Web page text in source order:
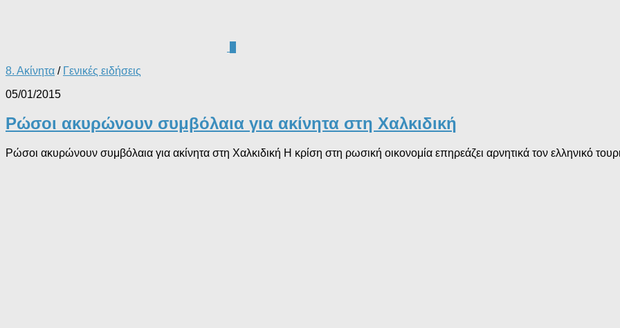
8. Ακίνητα / Γενικές ειδήσεις
05/01/2015
Ρώσοι ακυρώνουν συμβόλαια για ακίνητα στη Χαλκιδική
Ρώσοι ακυρώνουν συμβόλαια για ακίνητα στη Χαλκιδική Η κρίση στη ρωσική οικονομία επηρεάζει αρνητικά τον ελληνικό